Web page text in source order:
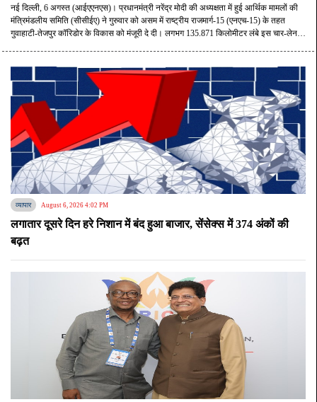
मंजूरी
नई दिल्ली, 6 अगस्त (आईएएनएस)। प्रधानमंत्री नरेंद्र मोदी की अध्यक्षता में हुई आर्थिक मामलों की
मंत्रिमंडलीय समिति (सीसीईए) ने गुरुवार को असम में राष्ट्रीय राजमार्ग-15 (एनएच-15) के तहत
गुवाहाटी-तेजपुर कॉरिडोर के विकास को मंजूरी दे दी। लगभग 135.871 किलोमीटर लंबे इस चार-लेन
व्यापार August 6, 2026 4:02 PM
लगातार दूसरे दिन हरे निशान में बंद हुआ बाजार, सेंसेक्स में 374 अंकों की
बढ़त